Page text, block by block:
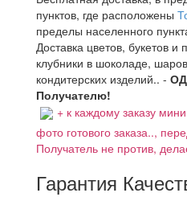
пунктов, где расположены
пределы населенного
Доставка цветов, букетов и
клубники в шоколаде,
кондитерских изделий.. -
Получателю!
+ к каждому заказу
фото готового заказа..,
Получатель не против,
Гарантия